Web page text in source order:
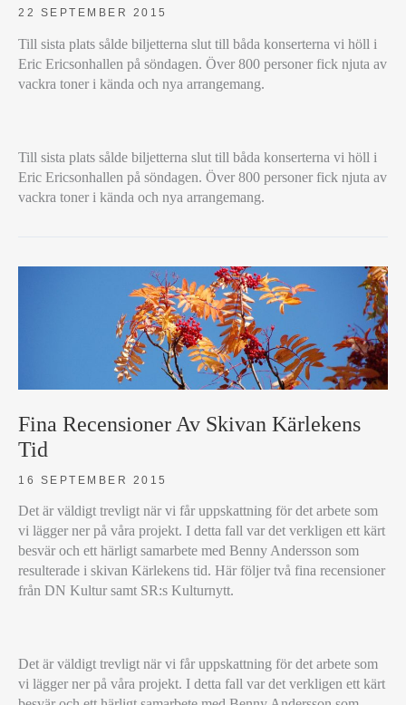
22 SEPTEMBER 2015
Till sista plats sålde biljetterna slut till båda konserterna vi höll i
Eric Ericsonhallen på söndagen. Över 800 personer fick njuta av
vackra toner i kända och nya arrangemang.
TID
–
EN
KONSERTER
Till sista plats sålde biljetterna slut till båda konserterna vi höll i
Eric Ericsonhallen på söndagen. Över 800 personer fick njuta av
vackra toner i kända och nya arrangemang.
Fina Recensioner Av Skivan Kärlekens
Tid
16 SEPTEMBER 2015
Det är väldigt trevligt när vi får uppskattning för det arbete som
vi lägger ner på våra projekt. I detta fall var det verkligen ett kärt
besvär och ett härligt samarbete med Benny Andersson som
resulterade i skivan Kärlekens tid. Här följer två fina recensioner
från DN Kultur samt SR:s Kulturnytt.
RECENSIONER
AV
Det är väldigt trevligt när vi får uppskattning för det arbete som
vi lägger ner på våra projekt. I detta fall var det verkligen ett kärt